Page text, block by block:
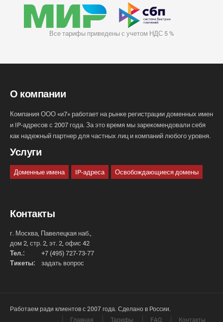
Все тарифы приведены с учетом НДС 5 %
О компании
Компания ООО «и7» работает на рынке регистрации доменных имен
и IP-адресов с 2007 года. За это время мы зарекомендовали себя
как надежный партнер для частных лиц и компаний любого уровня.
Услуги
Доменные имена IP-адреса Освобождающиеся домены
Контакты
г. Москва, Павелецкая наб.,
дом 2, стр. 2, эт. 2, офис 42
Тел.:
+7 (495) 727-73-77
Тикеты:
задать вопрос
Работаем ради клиентов с 2007 года. Сделано в России.
Главная
Тарифы FAQ Контакты